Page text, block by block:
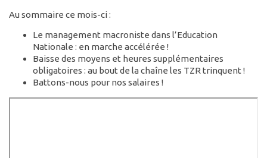
Au sommaire ce mois-ci :
Le management macroniste dans l’Education
Nationale : en marche accélérée !
Baisse des moyens et heures supplémentaires
obligatoires : au bout de la chaîne les TZR trinquent !
Battons-nous pour nos salaires !